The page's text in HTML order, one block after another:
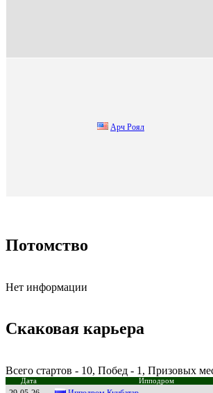
Арч Рoял
Потомство
Нет информации
Скаковая карьера
Всего стартов - 10, Побед - 1, Призовых
Дата Ипподром